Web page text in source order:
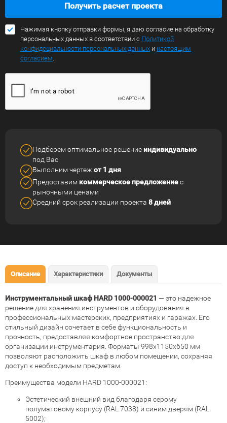
Получить расчет проекта
Нажимая кнопку отправки формы, я даю согласие на обработку
персональных данных в соответствии с Политикой
конфидециальности персональных данных и настоящим
согласием
Подберем оптимальное решение индивидуально
под Вас
Выполним чертеж от 1 дня
Предоставим коммерческое предложениес
рыночными ценами
Средний срок реализации проекта 8 дней
Описание Характеристики Документы
Инструментальный шкаф HARD 1000-000021 — это надежное
решение для хранения инструментов и оборудования в
профессиональных мастерских, предприятиях и гаражах. Его
стильный дизайн сочетает в себе функциональность и
прочность, предоставляя комфортное пространство для
организации инструментария. Форматы 998x1150x650 мм
позволяют расположить шкаф в любом помещении, сохраняя
доступ к необходимым предметам.
Преимущества модели HARD 1000-000021:
Эстетический внешний вид благодаря серому
полуматовому корпусу (RAL 7038) и синим дверям (RAL
5002);